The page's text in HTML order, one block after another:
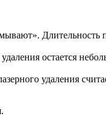
Длительность
остается
удаления